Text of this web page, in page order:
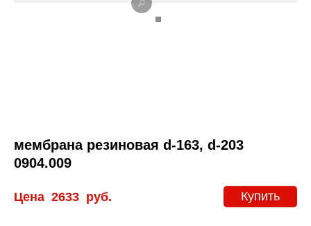
мембрана резиновая d-163, d-203
0904.009
Купить
Цена 2633 руб.